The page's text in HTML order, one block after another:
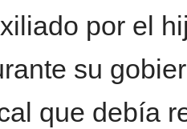
por el
su
que debía